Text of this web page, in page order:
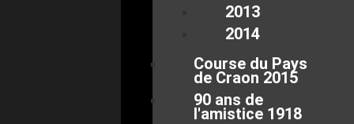
2013
2014
Course du Pays
de Craon 2015
90 ans de
l'amistice 1918